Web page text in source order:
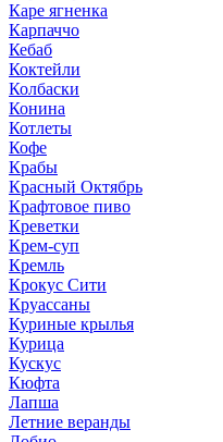
Каре ягненка
Карпаччо
Кебаб
Коктейли
Колбаски
Конина
Котлеты
Кофе
Крабы
Красный Октябрь
Крафтовое пиво
Креветки
Крем-суп
Кремль
Крокус Сити
Круассаны
Куриные крылья
Курица
Кускус
Кюфта
Лапша
Летние веранды